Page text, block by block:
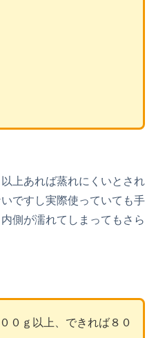
上あれば蒸れにくいとされ
ですし実際使っていても手
側が濡れてしまってもさら
０ｇ以上、できれば８０